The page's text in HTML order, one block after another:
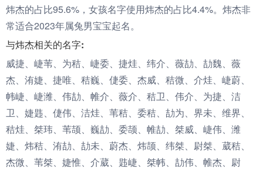
炜杰的占比95.6%，女孩名字使用炜杰的占比4.4%。炜杰非
常适合2023年属兔男宝宝起名。
与炜杰相关的名字:
威捷、崨苇、为秸、崨委、捷烓、纬介、薇劼、劼魏、薇
杰、洧婕、捷唯、秸巍、倢委、杰威、秸微、介烓、崨蔚、
帏崨、崨潍、伟劼、帷介、薇介、秸卫、伟介、为捷、洁
卫、婕韪、倢伟、洁烓、苇秸、委秸、劼为、界未、维界、
秸烓、桀玮、苇颉、巍劼、委颉、帷劼、桀威、崨伟、潍
婕、炜秸、洧劼、劼未、蔚杰、炜颉、纬桀、尉桀、葳秸、
杰微、苇桀、婕惟、介葳、韪崨、桀帏、劼伟、帷杰、尉